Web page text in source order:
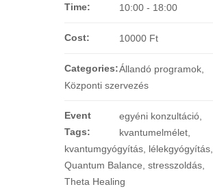
Time: 10:00 - 18:00
Cost: 10000 Ft
Categories:Állandó programok,
Központi szervezés
Event
Tags:
egyéni konzultáció,
kvantumelmélet,
kvantumgyógyítás, lélekgyógyítás,
Quantum Balance stresszoldás,
Theta Healing